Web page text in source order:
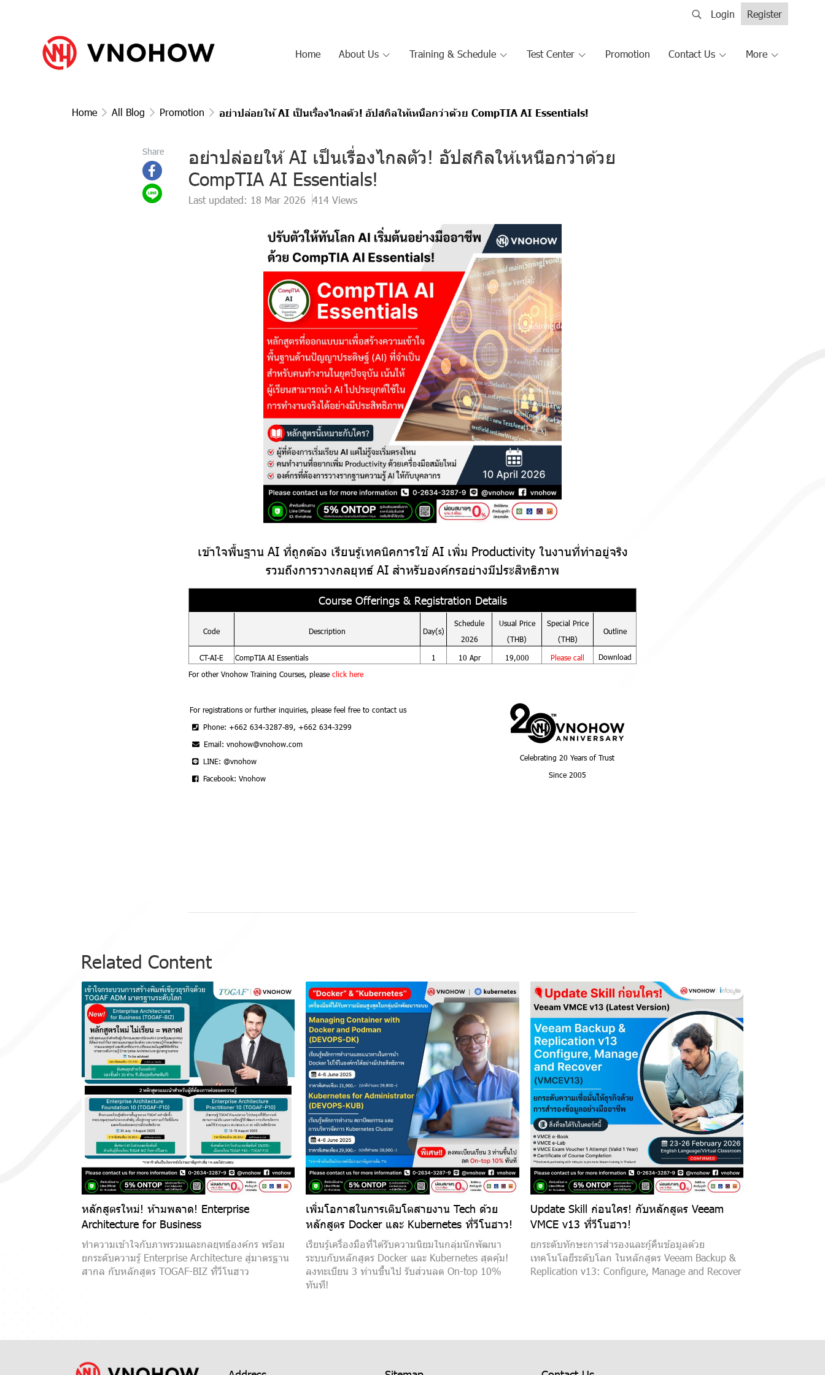
Login Register
Home About Us Training & Schedule Test Center Promotion Contact Us More
Home All Blog Promotion อย่าปล่อยให้ AI เป็นเรื่องไกลตัว! อัปสกิลให้เหนือกว่าด้วย CompTIA AI Essentials!
Share
อย่าปล่อยให้ AI เป็นเรื่องไกลตัว! อัปสกิลให้เหนือกว่าด้วย
CompTIA AI Essentials!
Last updated: 18 Mar 2026 414 Views
เข้าใจพื้นฐาน AI ที่ถูกต้อง เรียนรู้เทคนิคการใช้ AI เพิ่ม Productivity ในงานที่ทำอยู่จริง
รวมถึงการวางกลยุทธ์ AI สำหรับองค์กรอย่างมีประสิทธิภาพ
Course Offerings & Registration Details
Code Description Day(s)
Schedule
2026
Usual Price
(THB)
Special Price
(THB)
Outline
CT-AI-E CompTIA AI Essentials 1 10 Apr 19,000 Please call
Download
For other Vnohow Training Courses, please click here
For registrations or further inquiries, please feel free to contact us
Phone: +662 634-3287-89, +662 634-3299
Email: vnohow@vnohow.com
LINE: @vnohow
Facebook: Vnohow
Celebrating 20 Years of Trust
Since 2005
Related Content
หลักสูตรใหม่! ห้ามพลาด! Enterprise
Architecture for Business
ทำความเข้าใจกับภาพรวมและกลยุทธ์องค์กร พร้อม
ยกระดับความรู้ Enterprise Architecture สู่มาตรฐาน
สากล กับหลักสูตร TOGAF-BIZ ที่วีโนฮาว
เพิ่มโอกาสในการเติบโตสายงาน Tech ด้วย
หลักสูตร Docker และ Kubernetes ที่วีโนฮาว!
เรียนรู้เครื่องมือที่ได้รับความนิยมในกลุ่มนักพัฒนา
ระบบกับหลักสูตร Docker และ Kubernetes สุดคุ้ม!
ลงทะเบียน 3 ท่านขึ้นไป รับส่วนลด On-top 10%
ทันที!
Update Skill ก่อนใคร! กับหลักสูตร Veeam
VMCE v13 ที่วีโนฮาว!
ยกระดับทักษะการสำรองและกู้คืนข้อมูลด้วย
เทคโนโลยีระดับโลก ในหลักสูตร Veeam Backup &
Replication v13: Configure, Manage and Recover